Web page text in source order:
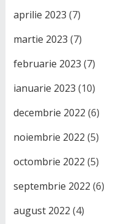
aprilie 2023 (7)
martie 2023 (7)
februarie 2023 (7)
ianuarie 2023 (10)
decembrie 2022 (6)
noiembrie 2022 (5)
octombrie 2022 (5)
septembrie 2022 (6)
august 2022 (4)